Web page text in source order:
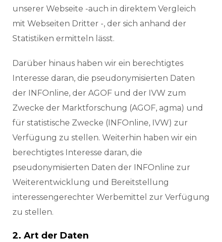
unserer Webseite -auch in direktem Vergleich
mit Webseiten Dritter -, der sich anhand der
Statistiken ermitteln lässt.
Darüber hinaus haben wir ein berechtigtes
Interesse daran, die pseudonymisierten Daten
der INFOnline, der AGOF und der IVW zum
Zwecke der Marktforschung (AGOF, agma) und
für statistische Zwecke (INFOnline, IVW) zur
Verfügung zu stellen. Weiterhin haben wir ein
berechtigtes Interesse daran, die
pseudonymisierten Daten der INFOnline zur
Weiterentwicklung und Bereitstellung
interessengerechter Werbemittel zur Verfügung
zu stellen.
2. Art der Daten